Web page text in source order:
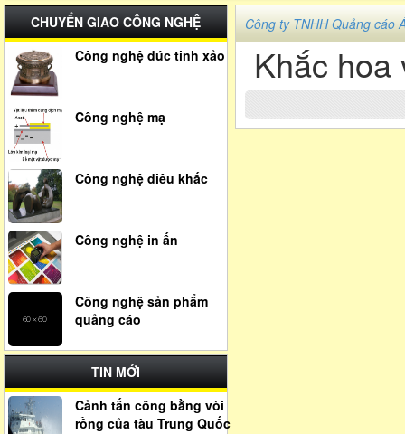
CHUYỂN GIAO CÔNG NGHỆ
Công nghệ đúc tinh xảo
Công nghệ mạ
Công nghệ điêu khắc
Công nghệ in ấn
Công nghệ sản phẩm
quảng cáo
TIN MỚI
Cảnh tấn công bằng vòi
rồng của tàu Trung Quốc
Công ty TNHH Quảng cáo
Khắc hoa